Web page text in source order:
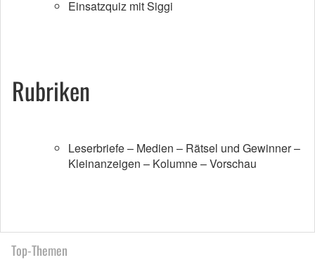
Einsatzquiz mit Siggi
Rubriken
Leserbriefe – Medien – Rätsel und Gewinner –
Kleinanzeigen – Kolumne – Vorschau
Top-Themen